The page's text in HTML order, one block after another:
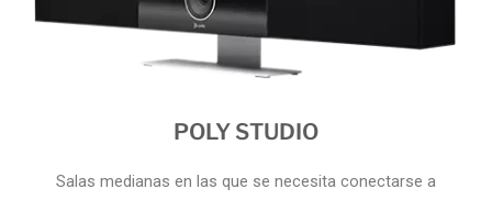
POLY STUDIO
Salas medianas en las que se necesita conectarse a